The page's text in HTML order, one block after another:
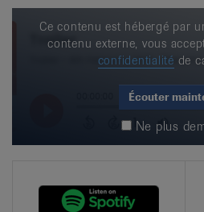
Ce contenu est hébergé par
contenu externe, vous
confidentialité de
Écouter
Ne plus